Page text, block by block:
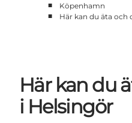
■
Köpenhamn
■
Här kan du äta och
Här kan du
i Helsingör